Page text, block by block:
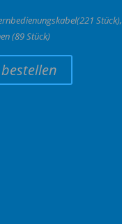
Stück),
(89 Stück)